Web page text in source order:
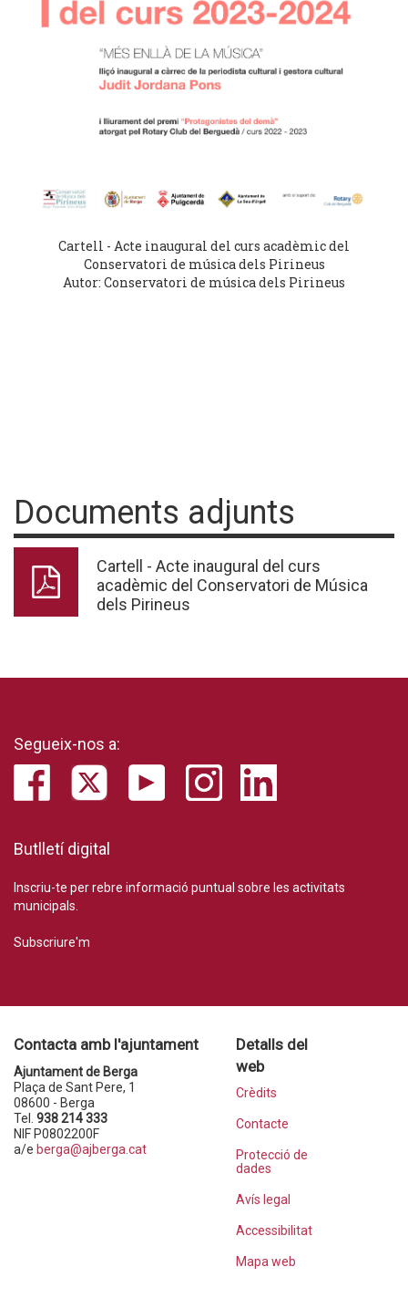
Cartell - Acte inaugural del curs acadèmic del
Conservatori de música dels Pirineus
Autor: Conservatori de música dels Pirineus
Documents adjunts
Cartell - Acte inaugural del curs
acadèmic del Conservatori de Música
dels Pirineus
Segueix-nos a:
Butlletí digital
Inscriu-te per rebre informació puntual sobre les activitats
municipals.
Subscriure'm
Contacta amb l'ajuntament
Ajuntament de Berga
Plaça de Sant Pere, 1
08600 - Berga
Tel. 938 214 333
NIF P0802200F
a/e berga@ajberga.cat
Detalls del
web
Crèdits
Contacte
Protecció de
dades
Avís legal
Accessibilitat
Mapa web